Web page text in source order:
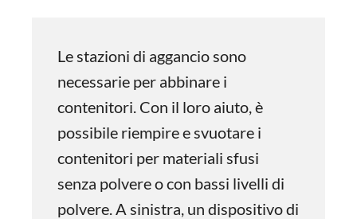
Le stazioni di aggancio sono
necessarie per abbinare i
contenitori. Con il loro aiuto, è
possibile riempire e svuotare i
contenitori per materiali sfusi
senza polvere o con bassi livelli di
polvere. A sinistra, un dispositivo di